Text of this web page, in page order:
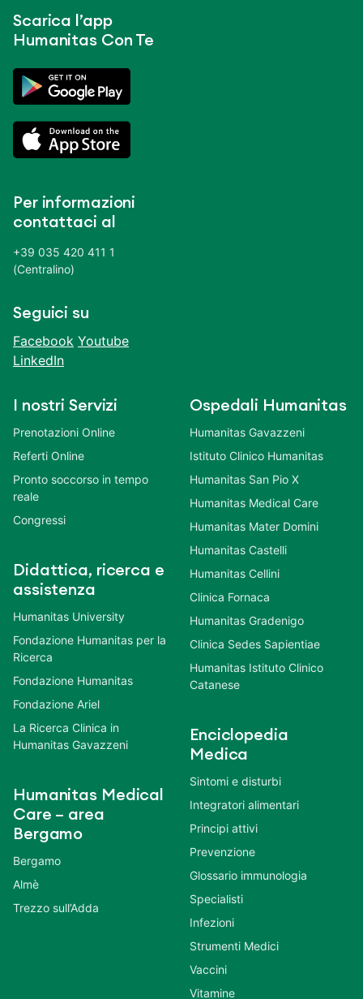
Scarica l’app
Humanitas Con Te
Per informazioni
contattaci al
+39 035 420 411 1
(Centralino)
Seguici su
Facebook Youtube
LinkedIn
I nostri Servizi
Prenotazioni Online
Referti Online
Pronto soccorso in tempo
reale
Congressi
Didattica, ricerca e
assistenza
Humanitas University
Fondazione Humanitas per la
Ricerca
Fondazione Humanitas
Fondazione Ariel
La Ricerca Clinica in
Humanitas Gavazzeni
Humanitas Medical
Care – area
Bergamo
Bergamo
Almè
Trezzo sull’Adda
Ospedali Humanitas
Humanitas Gavazzeni
Istituto Clinico Humanitas
Humanitas San Pio X
Humanitas Medical Care
Humanitas Mater Domini
Humanitas Castelli
Humanitas Cellini
Clinica Fornaca
Humanitas Gradenigo
Clinica Sedes Sapientiae
Humanitas Istituto Clinico
Catanese
Enciclopedia
Medica
Sintomi e disturbi
Integratori alimentari
Principi attivi
Prevenzione
Glossario immunologia
Specialisti
Infezioni
Strumenti Medici
Vaccini
Vitamine